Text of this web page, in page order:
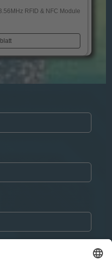
RFID & NFC Module